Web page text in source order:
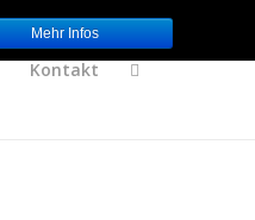
Kontakt
Mehr Infos